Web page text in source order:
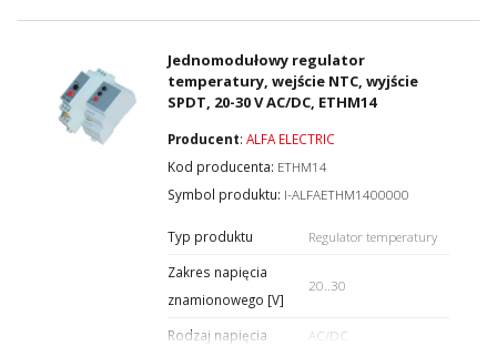
Jednomodułowy regulator
temperatury, wejście NTC, wyjście
SPDT, 20-30 V AC/DC, ETHM14
Producent:ALFA ELECTRIC
Kod producenta: ETHM14
Symbol produktu: I-ALFAETHM1400000
Typ produktu
Regulator temperatury
Zakres napięcia
znamionowego [V]
20..30
Rodzaj napięcia AC/DC